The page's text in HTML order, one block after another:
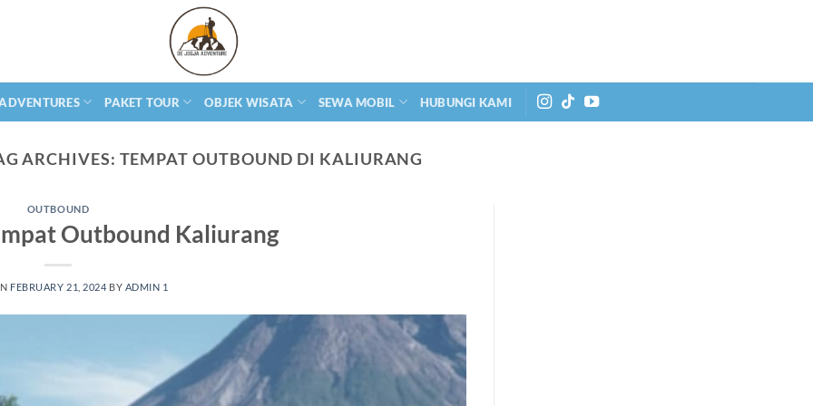
PAKET TOUR OBJEK WISATA SEWA MOBIL HUBUNGI KAMI
ARCHIVES: TEMPAT OUTBOUND DI KALIURANG
OUTBOUND
Outbound Kaliurang
FEBRUARY 21, 2024 BY ADMIN 1